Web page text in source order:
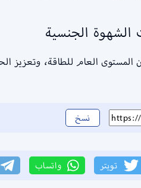
الشهوة الجنسية
العام للطاقة، وتعزيز
نسخ
تويتر واتساب